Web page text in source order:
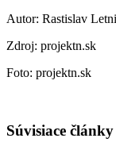
Autor: Rastislav
Zdroj: projektn.sk
Foto: projektn.sk
Súvisiace články